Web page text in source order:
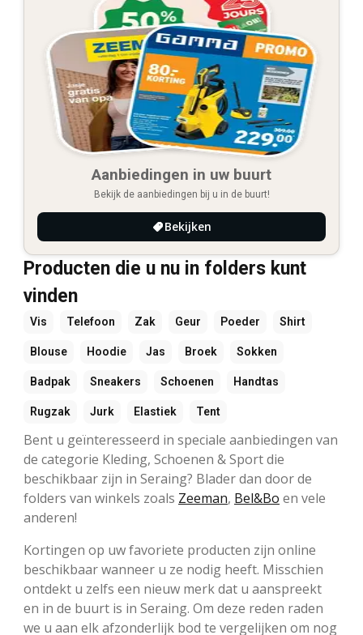
Aanbiedingen in uw buurt
Bekijk de aanbiedingen bij u in de buurt!
Bekijken
Producten die u nu in folders kunt
vinden
Vis Telefoon Zak Geur Poeder Shirt
Blouse Hoodie Jas Broek Sokken
Badpak Sneakers Schoenen Handtas
Rugzak Jurk Elastiek Tent
Bent u geïnteresseerd in speciale aanbiedingen van
de categorie Kleding, Schoenen & Sport die
beschikbaar zijn in Seraing? Blader dan door de
folders van winkels zoals Zeeman, Bel&Bo en vele
anderen!
Kortingen op uw favoriete producten zijn online
beschikbaar wanneer u ze nodig heeft. Misschien
ontdekt u zelfs een nieuw merk dat u aanspreekt
en in de buurt is in Seraing. Om deze reden raden
we u aan elk afzonderlijk bod te vergelijken om nog